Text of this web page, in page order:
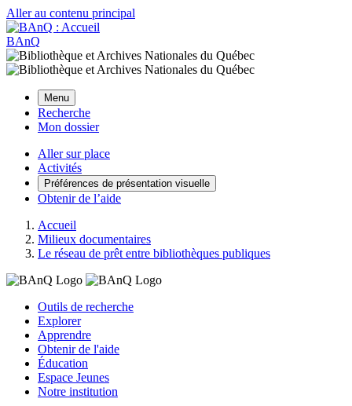
Aller au contenu principal
BAnQ
Menu
Recherche
Mon dossier
Aller sur place
Activités
Préférences de présentation visuelle
Obtenir de l’aide
Accueil
Milieux documentaires
Le réseau de prêt entre bibliothèques publiques
Outils de recherche
Explorer
Apprendre
Obtenir de l'aide
Éducation
Espace Jeunes
Notre institution